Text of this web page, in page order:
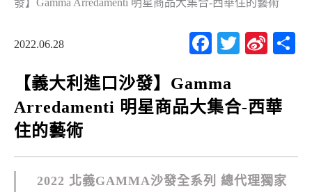
2022.06.28 Facebook
Twitter
Sina
【義大利進口沙發】Gamma
Arredamenti 明星商品大集合-西華
住的藝術
2022 北義GAMMA沙發全系列 總代理獨家